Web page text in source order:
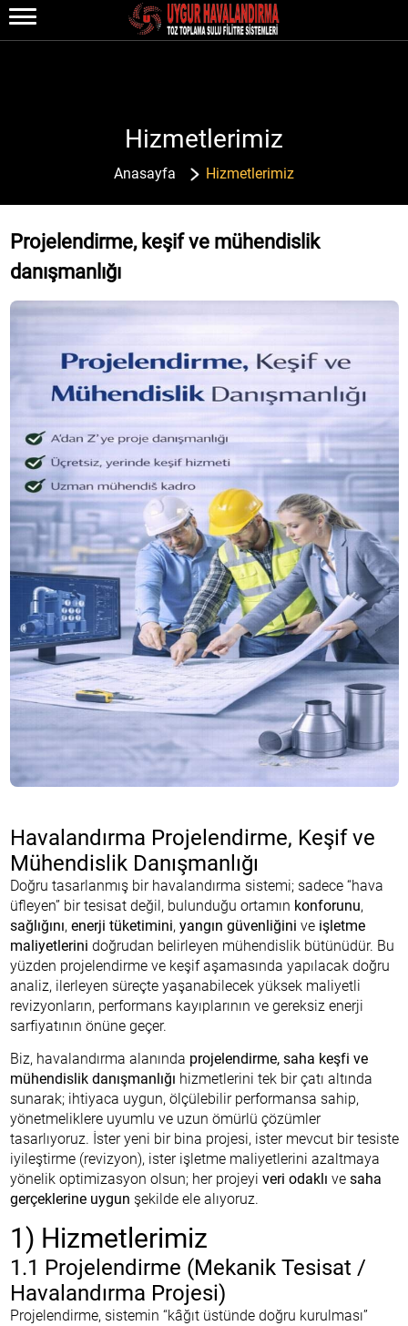
Hizmetlerimiz
Anasayfa Hizmetlerimiz
Projelendirme, keşif ve mühendislik
danışmanlığı
Havalandırma Projelendirme, Keşif ve
Mühendislik Danışmanlığı
Doğru tasarlanmış bir havalandırma sistemi; sadece “hava
üfleyen” bir tesisat değil, bulunduğu ortamın konforunu,
sağlığını, enerji tüketimini, yangın güvenliğini ve işletme
maliyetlerini doğrudan belirleyen mühendislik bütünüdür. Bu
yüzden projelendirme ve keşif aşamasında yapılacak doğru
analiz, ilerleyen süreçte yaşanabilecek yüksek maliyetli
revizyonların, performans kayıplarının ve gereksiz enerji
sarfiyatının önüne geçer.
Biz, havalandırma alanında projelendirme, saha keşfi ve
mühendislik danışmanlığı hizmetlerini tek bir çatı altında
sunarak; ihtiyaca uygun, ölçülebilir performansa sahip,
yönetmeliklere uyumlu ve uzun ömürlü çözümler
tasarlıyoruz. İster yeni bir bina projesi, ister mevcut bir tesiste
iyileştirme (revizyon), ister işletme maliyetlerini azaltmaya
yönelik optimizasyon olsun; her projeyi veri odaklı ve saha
gerçeklerine uygun şekilde ele alıyoruz.
1) Hizmetlerimiz
1.1 Projelendirme (Mekanik Tesisat /
Havalandırma Projesi)
Projelendirme, sistemin “kâğıt üstünde doğru kurulması”